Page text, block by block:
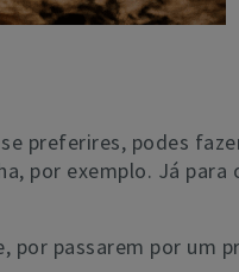
preferires, podes
por exemplo. Já
passarem por um